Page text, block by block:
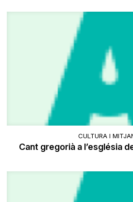
CULTURA I
Cant gregorià a l’església